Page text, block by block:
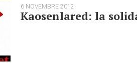
6 NOVEMBRE 2012
Kaosenlared: la